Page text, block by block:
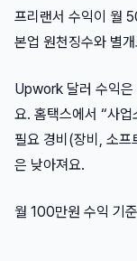
프리랜서 수익이 월
본업 원천징수와 별
Upwork 달러 수익은
요. 홈택스에서 “사
필요 경비(장비, 소
은 낮아져요.
월 100만원 수익 기